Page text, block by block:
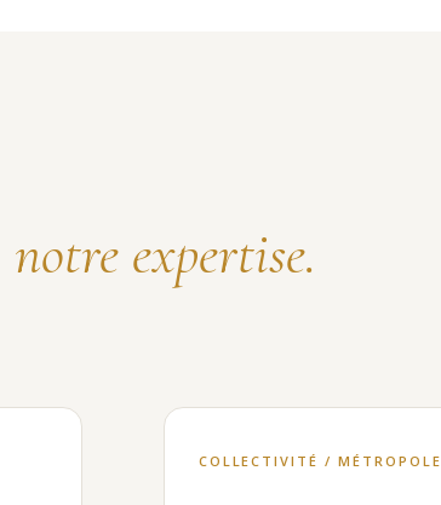
notre expertise.
COLLECTIVITÉ / MÉTROPOLE